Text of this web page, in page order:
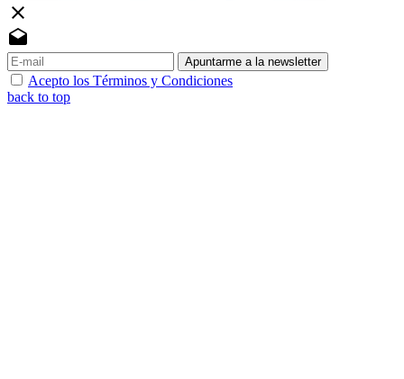
close
drafts
Apuntarme a la newsletter
Acepto los Términos y Condiciones
back to top